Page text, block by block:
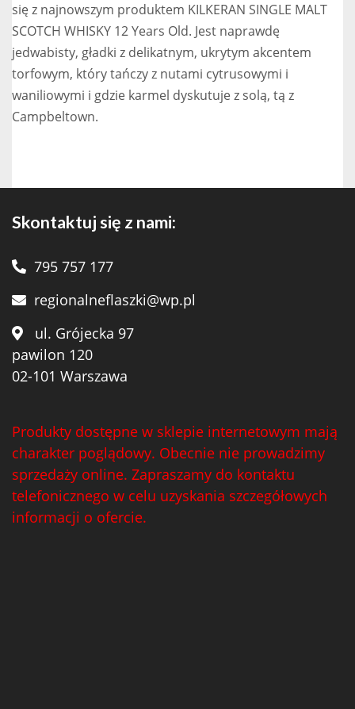
się z najnowszym produktem KILKERAN SINGLE MALT
SCOTCH WHISKY 12 Years Old. Jest naprawdę
jedwabisty, gładki z delikatnym, ukrytym akcentem
torfowym, który tańczy z nutami cytrusowymi i
waniliowymi i gdzie karmel dyskutuje z solą, tą z
Campbeltown.
Skontaktuj się z nami:
795 757 177
regionalneflaszki@wp.pl
ul. Grójecka 97
pawilon 120
02-101 Warszawa
Produkty dostępne w sklepie internetowym mają
charakter poglądowy. Obecnie nie prowadzimy
sprzedaży online. Zapraszamy do kontaktu
telefonicznego w celu uzyskania szczegółowych
informacji o ofercie.